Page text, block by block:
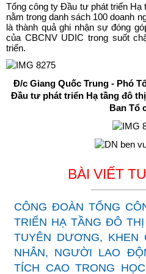
Tổng công ty Đầu tư phát triển
nằm trong danh sách 100 doanh
là thành quả ghi nhận sự đóng
của CBCNV UDIC trong suốt
triển.
Đ/c Giang Quốc Trung - Phó
Đầu tư phát triển Hạ tầng đô
Ban Tổ
BÀI VIẾT
CÔNG ĐOÀN TỔNG
TRIỂN HẠ TẦNG ĐÔ
TUYÊN DƯƠNG, KHEN
NHÂN, NGƯỜI LAO
TÍCH CAO TRONG